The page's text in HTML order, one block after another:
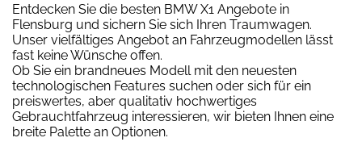
Entdecken Sie die besten BMW X1 Angebote in
Flensburg und sichern Sie sich Ihren Traumwagen.
Unser vielfältiges Angebot an Fahrzeugmodellen lässt
fast keine Wünsche offen.
Ob Sie ein brandneues Modell mit den neuesten
technologischen Features suchen oder sich für ein
preiswertes, aber qualitativ hochwertiges
Gebrauchtfahrzeug interessieren, wir bieten Ihnen eine
breite Palette an Optionen.